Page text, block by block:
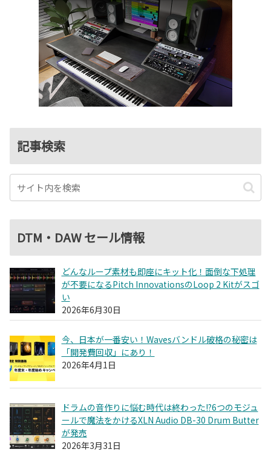
記事検索
DTM・DAW セール情報
どんなループ素材も即座にキット化！面倒な下処理
が不要になるPitch InnovationsのLoop 2 Kitがスゴ
い
2026年6月30日
今、日本が一番安い！Wavesバンドル破格の秘密は
「開発費回収」にあり！
2026年4月1日
ドラムの音作りに悩む時代は終わった!?6つのモジュ
ールで魔法をかけるXLN Audio DB-30 Drum Butter
が発売
2026年3月31日